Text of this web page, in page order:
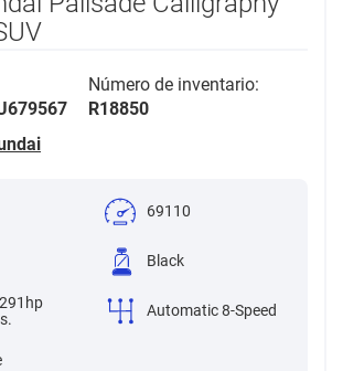
Número de inventario:
R18850
69110
Black
Automatic 8-Speed